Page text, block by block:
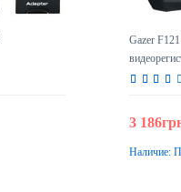
Gazer
3
Наличие: